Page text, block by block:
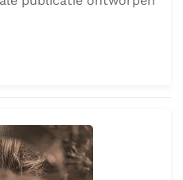
– te lezen
als ‘Now here’, juist
Een door
publicatie ontworpen